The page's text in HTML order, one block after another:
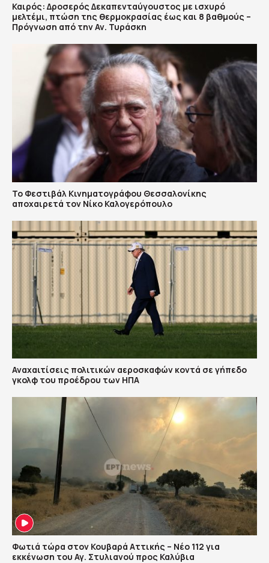
Καιρός: Δροσερός Δεκαπενταύγουστος με ισχυρό
μελτέμι, πτώση της θερμοκρασίας έως και 8 βαθμούς –
Πρόγνωση από την Αν. Τυράσκη
Το Φεστιβάλ Κινηματογράφου Θεσσαλονίκης
αποχαιρετά τον Νίκο Καλογερόπουλο
Αναχαιτίσεις πολιτικών αεροσκαφών κοντά σε γήπεδο
γκολφ του προέδρου των ΗΠΑ
Φωτιά τώρα στον Κουβαρά Αττικής – Νέο 112 για
εκκένωση του Αγ. Στυλιανού προς Καλύβια